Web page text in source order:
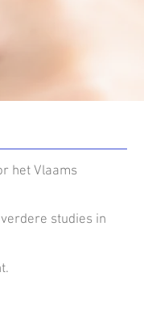
het Vlaams
studies in